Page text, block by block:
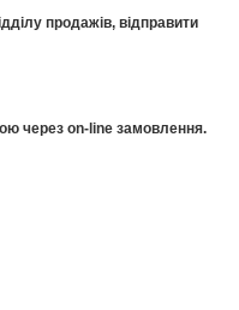
продажів, відправити
через on-line замовлення.